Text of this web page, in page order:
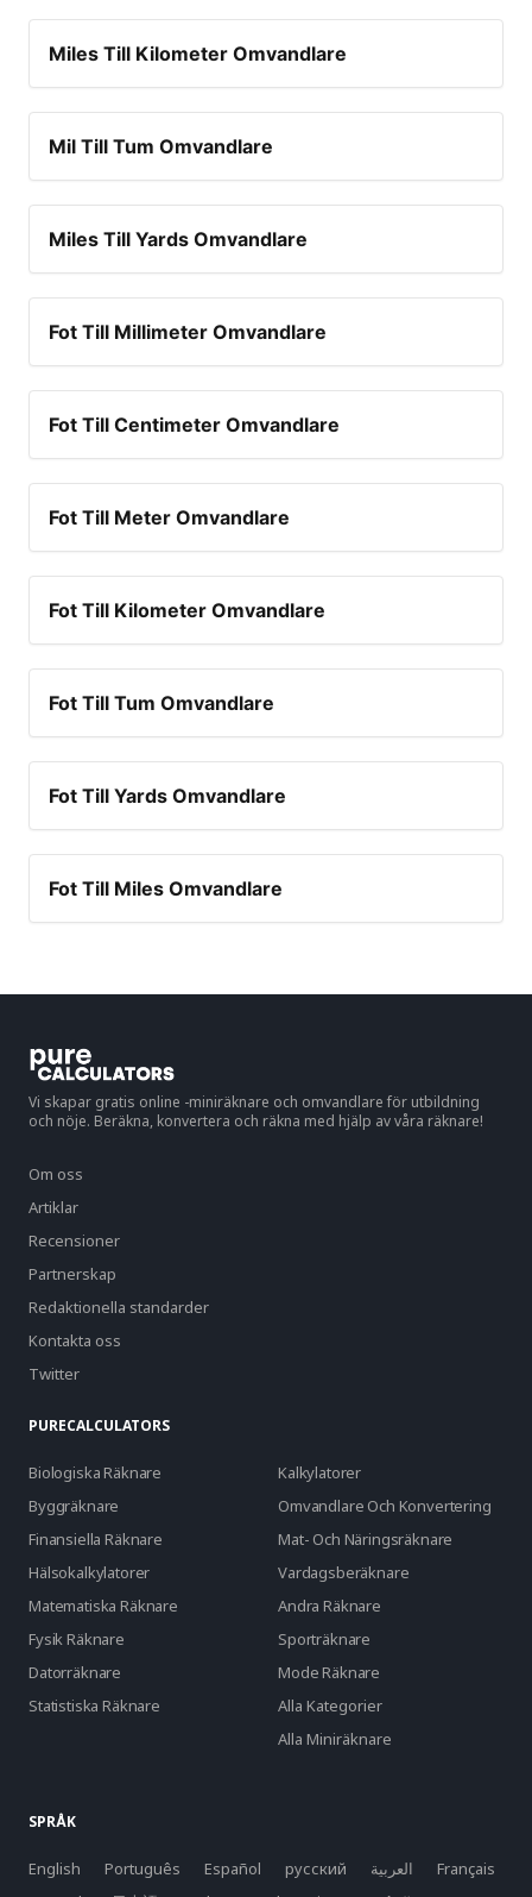
Miles Till Kilometer Omvandlare
Mil Till Tum Omvandlare
Miles Till Yards Omvandlare
Fot Till Millimeter Omvandlare
Fot Till Centimeter Omvandlare
Fot Till Meter Omvandlare
Fot Till Kilometer Omvandlare
Fot Till Tum Omvandlare
Fot Till Yards Omvandlare
Fot Till Miles Omvandlare
Vi skapar gratis online -miniräknare och omvandlare för utbildning
och nöje. Beräkna, konvertera och räkna med hjälp av våra räknare!
Om oss
Artiklar
Recensioner
Partnerskap
Redaktionella standarder
Kontakta oss
Twitter
PURECALCULATORS
Biologiska Räknare
Kalkylatorer
Byggräknare
Omvandlare Och Konvertering
Finansiella Räknare
Mat- Och Näringsräknare
Hälsokalkylatorer
Vardagsberäknare
Matematiska Räknare
Andra Räknare
Fysik Räknare
Sporträknare
Datorräknare
Mode Räknare
Statistiska Räknare
Alla Kategorier
Alla Miniräknare
SPRÅK
English Português Español русский العربية
Français